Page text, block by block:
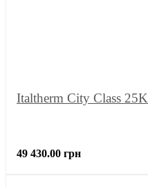
Italtherm City Class 25K
49 430.00 грн